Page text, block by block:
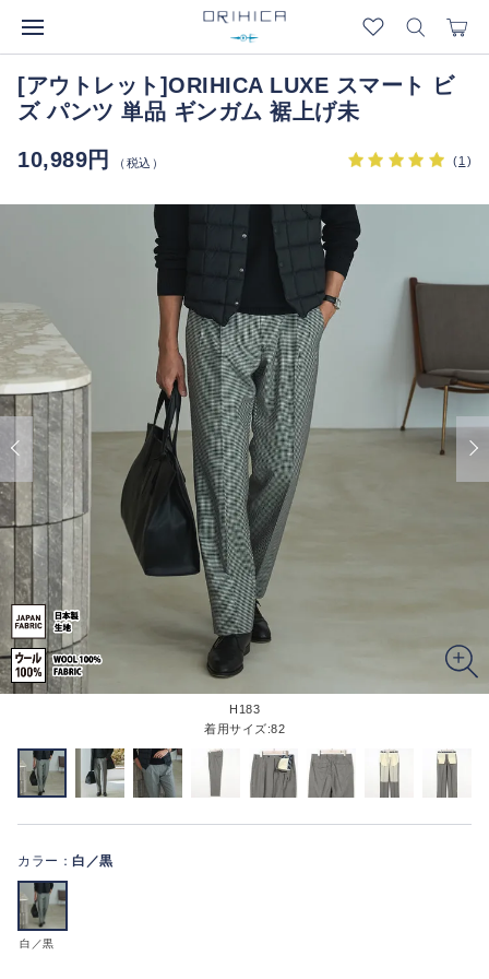
[アウトレット]ORIHICA LUXE スマート ビ
ズ パンツ 単品 ギンガム 裾上げ未
10,989円
（税込） (1 )
H183
着用サイズ:82
カラー： 白／黒
白／黒